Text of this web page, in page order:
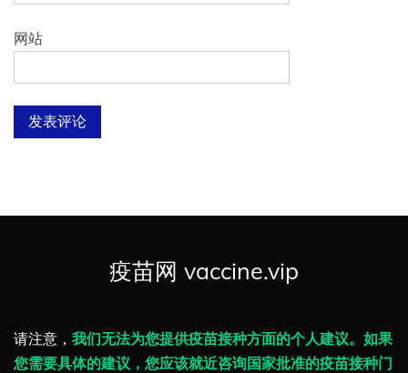
网站
疫苗网 vaccine.vip
请注意， 我们无法为您提供疫苗接种方面的个人建议。如果
您需要具体的建议，您应该就近咨询国家批准的疫苗接种门